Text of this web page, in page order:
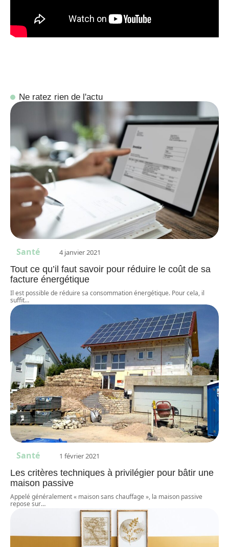
Ne ratez rien de l'actu
Santé 4 janvier 2021
Tout ce qu’il faut savoir pour réduire le coût de sa
facture énergétique
Il est possible de réduire sa consommation énergétique. Pour cela, il
suffit…
Santé 1 février 2021
Les critères techniques à privilégier pour bâtir une
maison passive
Appelé généralement « maison sans chauffage », la maison passive
repose sur…